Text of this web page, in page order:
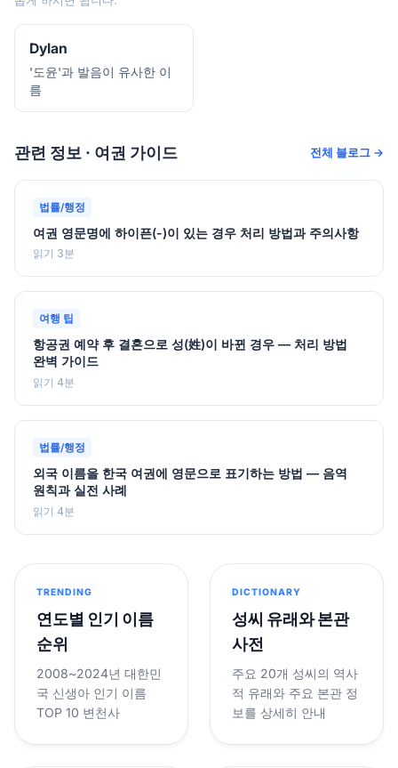
Dylan
'도윤'과 발음이 유사한 이
름
관련 정보 · 여권 가이드 전체 블로그 →
법률/행정
여권 영문명에 하이픈(-)이 있는 경우 처리 방법과 주의사항
읽기 3분
여행 팁
항공권 예약 후 결혼으로 성(姓)이 바뀐 경우 — 처리 방법
완벽 가이드
읽기 4분
법률/행정
외국 이름을 한국 여권에 영문으로 표기하는 방법 — 음역
원칙과 실전 사례
읽기 4분
TRENDING
연도별 인기 이름
순위
2008~2024년 대한민
국 신생아 인기 이름
TOP 10 변천사
DICTIONARY
성씨 유래와 본관
사전
주요 20개 성씨의 역사
적 유래와 주요 본관 정
보를 상세히 안내